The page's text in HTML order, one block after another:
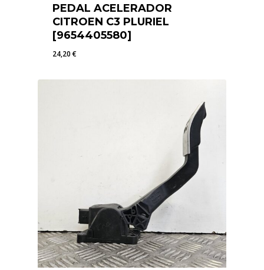
PEDAL ACELERADOR
CITROEN C3 PLURIEL
[9654405580]
24,20€